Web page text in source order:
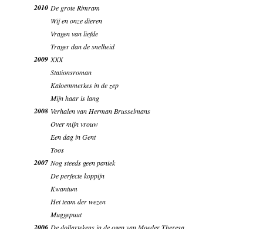
2010 De grote Rimram
Wij en onze dieren
Vragen van liefde
Trager dan de snelheid
2009 XXX
Stationsroman
Kaloemmerkes in de zep
Mijn haar is lang
2008 Verhalen van Herman Brusselmans
Over mijn vrouw
Een dag in Gent
Toos
2007 Nog steeds geen paniek
De perfecte koppijn
Kwantum
Het team der wezen
Muggepuut
2006